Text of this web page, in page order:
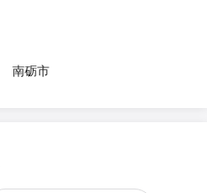
南砺市